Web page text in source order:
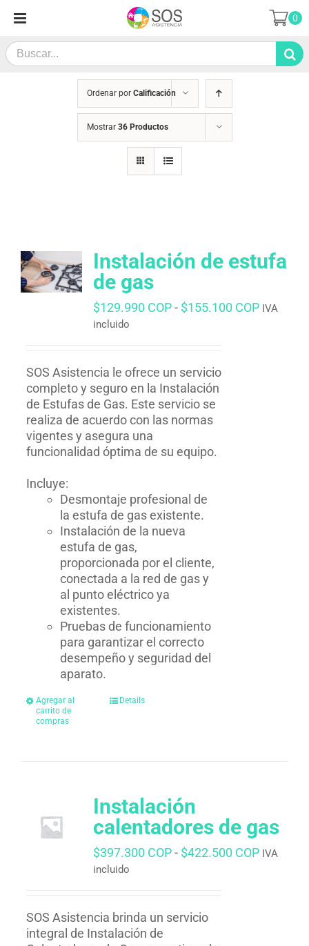
content
Search
for:
0
Ordenar por Calificación
Mostrar 36 Productos
Instalación de estufa
de gas
$129.990 COP - $155.100 COPRango
IVA
incluido
SOS Asistencia le ofrece un servicio
completo y seguro en la Instalación
de Estufas de Gas. Este servicio se
realiza de acuerdo con las normas
vigentes y asegura una
funcionalidad óptima de su equipo.
Incluye:
Desmontaje profesional de
la estufa de gas existente.
Instalación de la nueva
estufa de gas,
proporcionada por el cliente,
conectada a la red de gas y
al punto eléctrico ya
existentes.
Pruebas de funcionamiento
para garantizar el correcto
desempeño y seguridad del
aparato.
Agregar al
carrito de
compras
Details
Instalación
calentadores de gas
$397.300 COP - $422.500 COPRango
IVA
incluido
SOS Asistencia brinda un servicio
integral de Instalación de